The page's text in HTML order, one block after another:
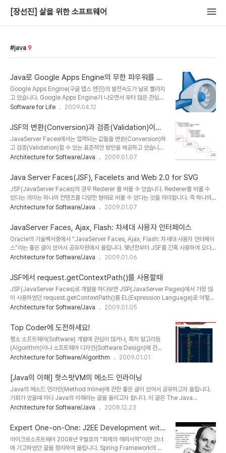
[장선진] 삶을 위한 소프트웨어
java 9
Java로 Google Apps Engine의 무한 파우워를 즐
겨보자 :-)
Google Apps Engine(구글 앱스 앤진)의 발전속도가 날로 빨라지
고 있습니다. Google Apps Engine가 나오면서 부터 많은 관심을
가지고 있었습니다. Google Apps Engine(이하 GAE)는 초기에
Phython을 조금이나마 공부하기도 하였습니다. 하지만 제가 주로 다
루는 언어가 Java인지라 Java를 지원하는 GAE의 출현을 애타게
기다리고 있었습니다. 그리고 드디어 Google Apps Engine for
Java 그룹이 출범하였습니다. 역시 쬐려보고 있기를 잘한것 같습니
다. :-) 벌써 전세계 개발자들이 난리가 났습니다. 하루에도 수십번씩
Software for Life 2009.04.12
JSF의 변환(Conversion)과 검증(Validation)이란
무었인가?
JavaServer Faces에서는 입력되는 값들을 변환(Conversion)하
고 검증(Validation)할 수 있는 표준적인 방안을 제공하고 있습니다.
이 방안을 통하여 여러분들은 언제나 쉽고 빠르게, 그리고 가장 중요한
나 변환기를 재사용(Reuse)하여 원하는 어플리케이션을 보다 쉽고
빠르게 구축하실 수 있습니다. 이에따라 간략하게 JSF의 변환과 검증
에 대하여 살펴보고자 합니다. 본 문서는 IBM developersWors의
JSF for nonbelievers: JSF conversion and validation라는
자료를 바탕으로 작성하였으며, Apress의 Pro JSF and AJAX란
Architecture for Software/Java 2009.01.07
Java Server Faces(JSF), Facelets and Web 2.0 for SVG
JSF(JavaServer Faces)의 경우 Rederer 를 바꿀 수 있습니다. Rederer를 바꿀 수
있다는 의미는 하나의 컨텐츠를 다양한 형태로 바꿀 수 있다는 것을 의미합니다. 즉 하나의
HTML 문서를 MS Word로 바꾸거나 PDF로 바꿀 수 있다는 거죠. 최근 SVG에 대한 관심
Flex와 연동이 되고 있습니다. 나중에 한번 다루겠습니다. 개인적으로는 Flex나 SVG와 같
은 벡터 그래픽을 Rich UI로 사용하는 것에 관심이 많습니다. 앞으로 점 더 연구해볼 가치가
있을 것 같습니다. :-) 출처: https://www.dimis.fim.uni-
passau.de/~doeller/research_pr..
Architecture for Software/Java 2009.01.07
JavaServer Faces, Ajax, Flash: 차세대 사용자 인터페이스
Oracle의 기술백서중에서 "JavaServer Faces, Ajax, Flash: 차세대 사용자 인터페이
스"라는 좋은 글이 있어서 공유차원에서 올립니다. 몇년전부터 JSF를 간혹 사용하여 오다
가 최근 제가 맡은 프로젝트에서 본격적으로 활용하고 있습니다. 앞으로 JSF에 대한 좋은
Architecture for Software/Java 2009.01.06
JSF에서 request.getContextPath()를 사용할때
JSF(JavaServer Faces)로 개발을 하다보면 JSP(JavaServer Pages)에서 가장 많
이 사용하였던 request.getContextPath()를 EL(Expression Language)로 어떻게
표기해야 할지 막막할때가 있습니다. 특히 JSF의 경우 EL을 바탕으로 UI 관련 개발을 하기
다음과 같은 표기식이 있습니다. #
{facesContext.externalContext.requestContextPath} 즉
HttpServletRequest.getContextPath()와 같은 의미입니다. 이 외에도
facesContext의 externalContext에는 SessionMap이나 R..
Architecture for Software/Java 2009.01.05
Top Coder에 도전하세요!
평소 소프트웨어(Software) 개발에 관심이 많거나, 특히 알고리듬
(Algorithm)이나 소프트웨어 디자인(Software Design)에 관심
이 많다면 Top Coder(http://www.topcoder.com)라는 사이트
이라고 생각합니다. 전 세계에서 소프트웨어에 관심이 많은 사람들이
모여서 자신의 능력을 겨루고 있는데 재미있는 점은 우리나라의 순위
입니다. 현재 우리나라의 순위는 8위인데 세계최고의 소프트웨어 강
국인 미국은 7위로서 별 차이가 없으며, 세계 2위의 소프트웨어 강국
인 인도의 경우 14위로 우리보다 많이 떨어집니다. 인도의 경우 1133
않았는데도 좋..
Architecture for Software/Algorithm 2009.01.01
[Java의 이해] 핫스팟VM의 메소드 인라이닝
Java의 메소드 인라인(Method Inline)에 관한 좋은 글이 있어서 공유하고자 올립니다.
기회가 있을때 마다 Java의 이해라는 글을 올리고자 합니다. 이 글은 The Java
HotSpot Performance Engine: Method Inlining Example 을 바탕으로 작성하였
우 메소드 인라이닝(Method Inlining)을 합니다. 이를 통해서 메소드를 호출할때 실제 메
소드를 호출하지 않고 바로 결과값을 돌려주어, JVM(Java Virtual Machine)의 성능을
향상시킵니다. class A { final int foo() { return 3; } } A라는 클래스(Clas..
Architecture for Software/Java 2008.12.23
Expert One-on-One: J2EE Development with
out EJB
마이크로소프트웨어 2008년 9월호의 "화제의 해외서적"이란 코너
에 기고하였던 글을 정리하여 올립니다. Spring Framework의 확